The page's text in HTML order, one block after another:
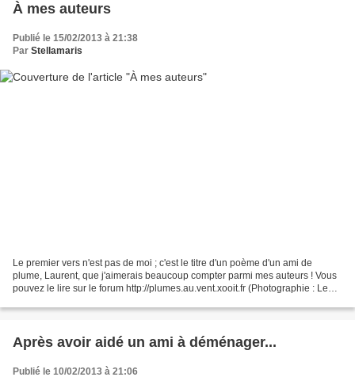
À mes auteurs
Publié le 15/02/2013 à 21:38
Par Stellamaris
Le premier vers n'est pas de moi ; c'est le titre d'un poème d'un ami de
plume, Laurent, que j'aimerais beaucoup compter parmi mes auteurs ! Vous
pouvez le lire sur le forum http://plumes.au.vent.xooit.fr (Photographie : Le
Après avoir aidé un ami à déménager...
Publié le 10/02/2013 à 21:06